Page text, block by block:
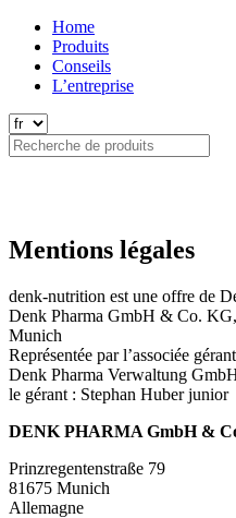
Home
Produits
Conseils
L’entreprise
Mentions légales
denk-nutrition est une offre de
Denk Pharma GmbH & Co.
Munich
Représentée par l’associée
Denk Pharma Verwaltung
le gérant : Stephan Huber junior
DENK PHARMA GmbH &
Prinzregentenstraße 79
81675 Munich
Allemagne